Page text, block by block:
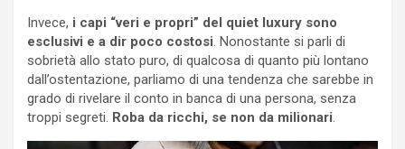
Invece, i capi “veri e propri” del quiet luxury sono
esclusivi e a dir poco costosi. Nonostante si parli di
sobrietà allo stato puro, di qualcosa di quanto più lontano
dall’ostentazione, parliamo di una tendenza che sarebbe in
grado di rivelare il conto in banca di una persona, senza
troppi segreti. Roba da ricchi, se non da milionari.